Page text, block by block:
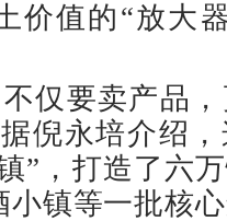
价值的“放大
要卖产品，
倪永培介绍
”，打造了六
镇等一批核